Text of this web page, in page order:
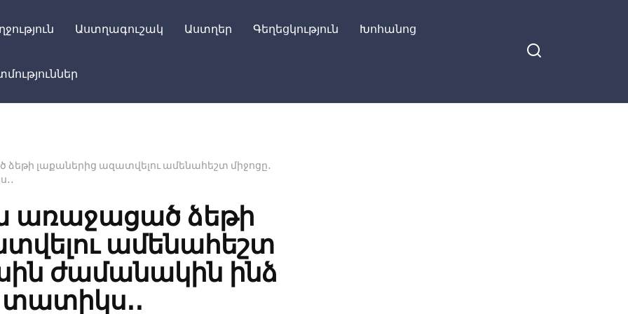
Աստղագուշակ Աստղեր Գեղեցկություն Խոհանոց
լաքաներից ազատվելու ամենահեշտ միջոցը․
առաջացած ձեթի
ամենահեշտ
ժամանակին ինձ
տատիկս․․